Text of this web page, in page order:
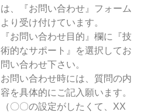
は、『お問い合わせ』フォーム
より受け付けています。
『お問い合わせ目的』欄に『技
術的なサポート』を選択してお
問い合わせ下さい。
お問い合わせ時には、質問の内
容を具体的にご記入願います。
（〇〇の設定がしたくて、XX